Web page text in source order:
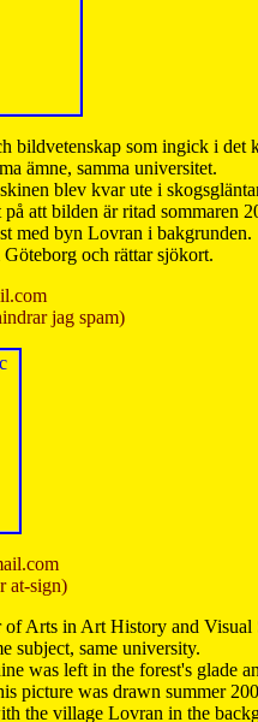
som ingick i det
ämne, samma universitet.
blev kvar ute i
att bilden är ritad sommaren
med byn Lovran i bakgrunden.
och rättar sjökort.
jag spam)
at-sign)
Arts in Art History and
subject, same university.
was left in the forest's glade
picture was drawn summer
the village Lovran in the